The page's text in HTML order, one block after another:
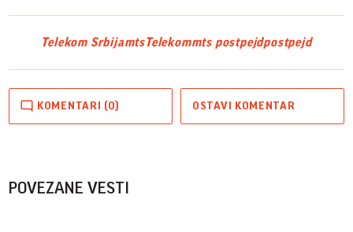
Telekom SrbijamtsTelekommts postpejdpostpejd
KOMENTARI (0) OSTAVI KOMENTAR
POVEZANE VESTI